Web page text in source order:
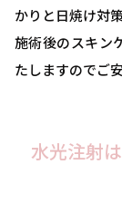
かりと日焼け対
施術後のスキン
たしますのでご
水光注射